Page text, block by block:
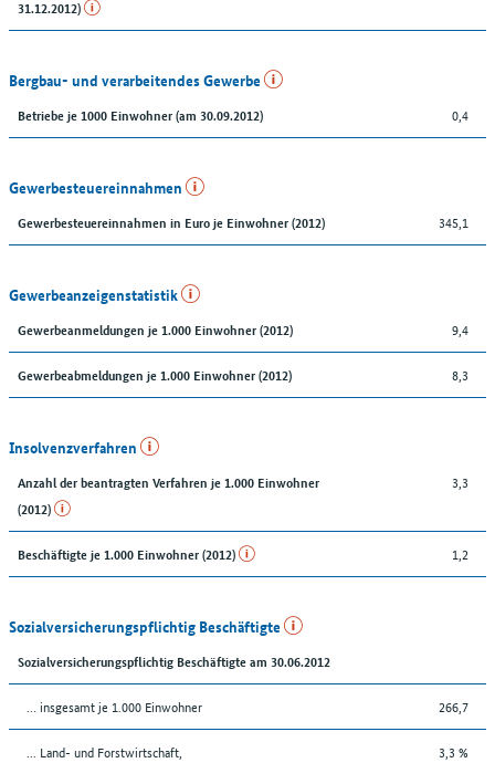
31.12.2012)
Bergbau- und verarbeitendes Gewerbe
Betriebe je 1000 Einwohner (am 30.09.2012) 0,4
Gewerbesteuereinnahmen
Gewerbesteuereinnahmen in Euro je Einwohner (2012) 345,1
Gewerbeanzeigenstatistik
Gewerbeanmeldungen je 1.000 Einwohner (2012) 9,4
Gewerbeabmeldungen je 1.000 Einwohner (2012) 8,3
Insolvenzverfahren
Anzahl der beantragten Verfahren je 1.000 Einwohner
(2012)
3,3
Beschäftigte je 1.000 Einwohner (2012) 1,2
Sozialversicherungspflichtig Beschäftigte
Sozialversicherungspflichtig Beschäftigte am 30.06.2012
… insgesamt je 1.000 Einwohner 266,7
... Land- und Forstwirtschaft,
3,3 %